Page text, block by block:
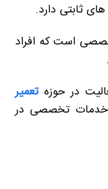
ثابتی دارد.
است که افراد
تعمیر
خدمات تخصصی در